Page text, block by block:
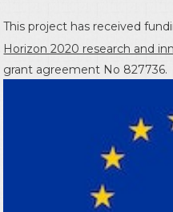
This project has received
Horizon 2020 research and
grant agreement No 827736.